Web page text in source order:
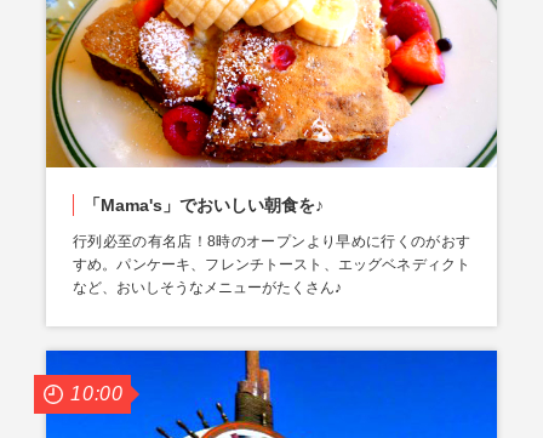
「Mama's」でおいしい朝食を♪
行列必至の有名店！8時のオープンより早めに行くのがおす
すめ。パンケーキ、フレンチトースト、エッグベネディクト
など、おいしそうなメニューがたくさん♪
10:00